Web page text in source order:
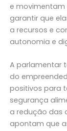
e movimentam
garantir que
a recursos e
autonomia e
A parlamentar
do
positivos para
segurança
a redução das
apontam que